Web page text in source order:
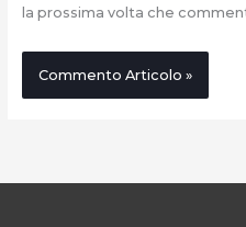
la prossima volta che